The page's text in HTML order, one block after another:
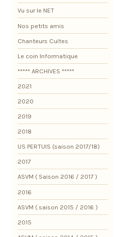
Vu sur le NET
Nos petits amis
Chanteurs Cultes
Le coin Informatique
***** ARCHIVES *****
2021
2020
2019
2018
US PERTUIS (saison 2017/18)
2017
ASVM ( Saison 2016 / 2017 )
2016
ASVM ( saison 2015 / 2016 )
2015